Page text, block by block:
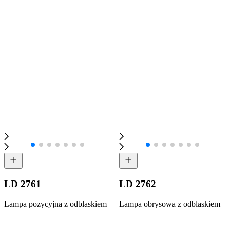
LD 2761
Lampa pozycyjna z odblaskiem
LD 2762
Lampa obrysowa z odblaskiem